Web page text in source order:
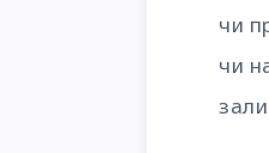
чи
чи